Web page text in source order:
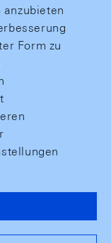
anzubieten
Form zu